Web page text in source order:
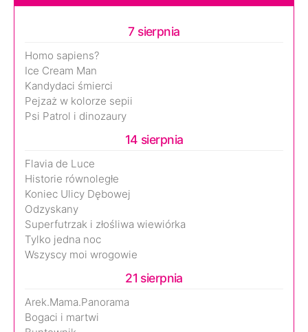
7 sierpnia
Homo sapiens?
Ice Cream Man
Kandydaci śmierci
Pejzaż w kolorze sepii
Psi Patrol i dinozaury
14 sierpnia
Flavia de Luce
Historie równoległe
Koniec Ulicy Dębowej
Odzyskany
Superfutrzak i złośliwa wiewiórka
Tylko jedna noc
Wszyscy moi wrogowie
21 sierpnia
Arek.Mama.Panorama
Bogaci i martwi